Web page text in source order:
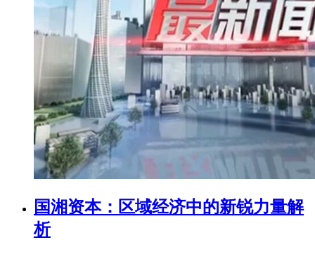
国湘资本：区域经济中的新锐力量解
析